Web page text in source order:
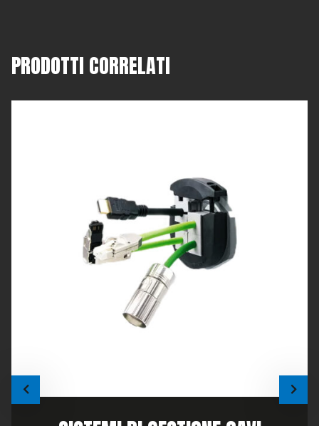
PRODOTTI CORRELATI